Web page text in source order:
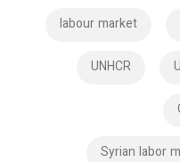
labour market
UNHCR
Syrian labor